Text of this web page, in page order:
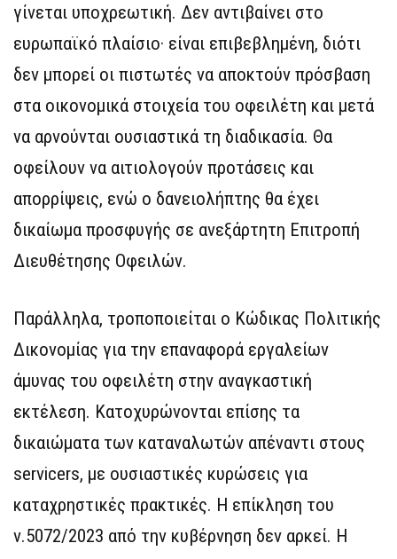
γίνεται υποχρεωτική. Δεν αντιβαίνει στο
ευρωπαϊκό πλαίσιο· είναι επιβεβλημένη, διότι
δεν μπορεί οι πιστωτές να αποκτούν πρόσβαση
στα οικονομικά στοιχεία του οφειλέτη και μετά
να αρνούνται ουσιαστικά τη διαδικασία. Θα
οφείλουν να αιτιολογούν προτάσεις και
απορρίψεις, ενώ ο δανειολήπτης θα έχει
δικαίωμα προσφυγής σε ανεξάρτητη Επιτροπή
Διευθέτησης Οφειλών.
Παράλληλα, τροποποιείται ο Κώδικας Πολιτικής
Δικονομίας για την επαναφορά εργαλείων
άμυνας του οφειλέτη στην αναγκαστική
εκτέλεση. Κατοχυρώνονται επίσης τα
δικαιώματα των καταναλωτών απέναντι στους
servicers, με ουσιαστικές κυρώσεις για
καταχρηστικές πρακτικές. Η επίκληση του
ν.5072/2023 από την κυβέρνηση δεν αρκεί. Η